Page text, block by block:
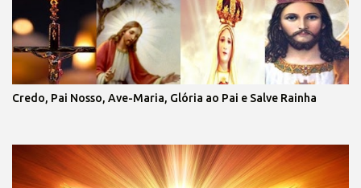
Credo, Pai Nosso, Ave-Maria, Glória ao Pai e Salve Rainha